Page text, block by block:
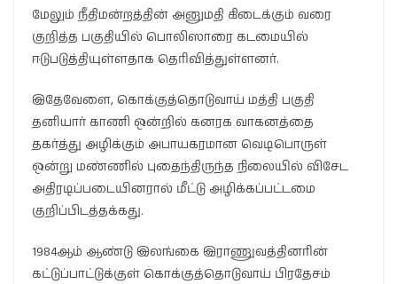
மேலும் நீதிமன்றத்தின் அனுமதி கிடைக்கும் வரை
குறித்த பகுதியில் பொலிஸாரை கடமையில்
ஈடுபடுத்தியுள்ளதாக தெரிவித்துள்ளனர்.
இதேவேளை, கொக்குத்தொடுவாய் மத்தி பகுதி
தனியார் காணி ஒன்றில் கனரக வாகனத்தை
தகர்த்து அழிக்கும் அபாயகரமான வெடிபொருள்
ஒன்று மண்ணில் புதைந்திருந்த நிலையில் விசேட
அதிரடிப்படையினரால் மீட்டு அழிக்கப்பட்டமை
குறிப்பிடத்தக்கது.
1984ஆம் ஆண்டு இலங்கை இராணுவத்தினரின்
கட்டுப்பாட்டுக்குள் கொக்குத்தொடுவாய் பிரதேசம்